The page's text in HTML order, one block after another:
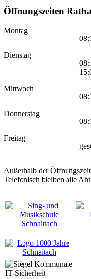
Öffnungszeiten
Montag
Dienstag
Mittwoch
Donnerstag
Freitag
Außerhalb der
Telefonisch bleiben alle